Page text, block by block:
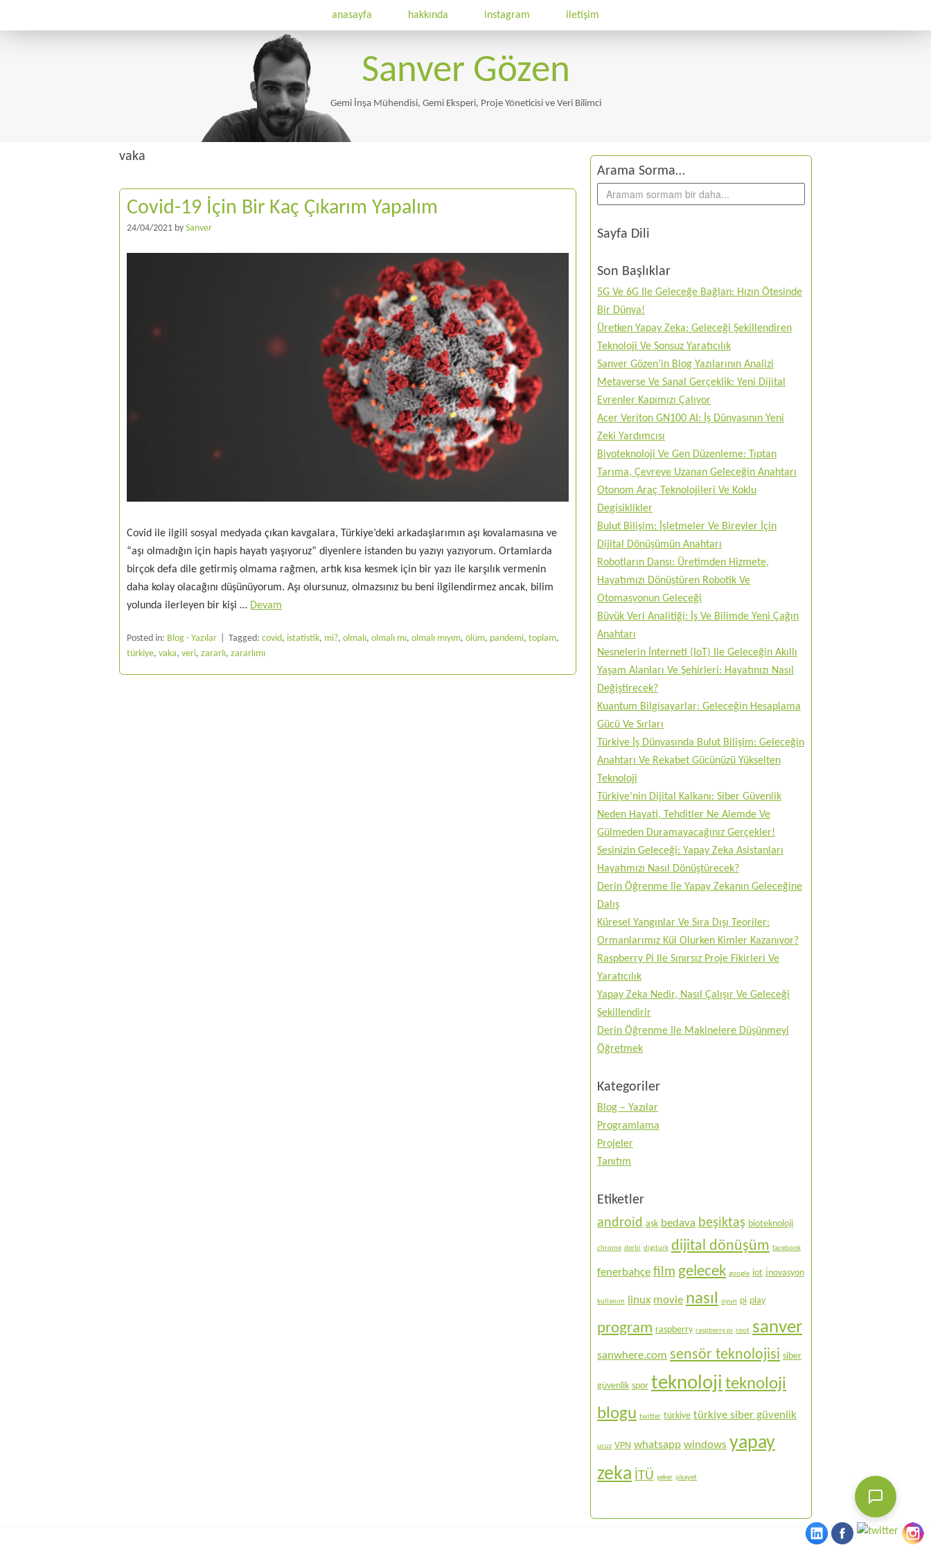
anasayfa hakkında instagram iletişim
Sanver Gözen
Gemi İnşa Mühendisi, Gemi Eksperi, Proje Yöneticisi ve Veri Bilimci
vaka
Covid-19 İçin Bir Kaç Çıkarım Yapalım
24/04/2021 by Sanver
Covid ile ilgili sosyal medyada çıkan kavgalara, Türkiye’deki arkadaşlarımın aşı kovalamasına ve
“aşı olmadığın için hapis hayatı yaşıyoruz” diyenlere istanden bu yazıyı yazıyorum. Ortamlarda
birçok defa dile getirmiş olmama rağmen, artık kısa kesmek için bir yazı ile karşılık vermenin
daha kolay olacağını düşünüyorum. Aşı olursunuz, olmazsınız bu beni ilgilendirmez ancak, bilim
yolunda ilerleyen bir kişi … Devam
Posted in: Blog - Yazılar Tagged: covid, istatistik, mi?, olmalı, olmalı mı, olmalı mıyım, ölüm, pandemi, toplam,
türkiye, vaka, veri, zararlı, zararlımı
Arama Sorma…
Sayfa Dili
Son Başlıklar
5G Ve 6G Ile Geleceğe Bağlan: Hızın Ötesinde
Bir Dünya!
Üretken Yapay Zeka: Geleceği Şekillendiren
Teknoloji Ve Sonsuz Yaratıcılık
Sanver Gözen’in Blog Yazılarının Analizi
Metaverse Ve Sanal Gerçeklik: Yeni Dijital
Evrenler Kapımızı Çalıyor
Acer Veriton GN100 AI: İş Dünyasının Yeni
Zeki Yardımcısı
Biyoteknoloji Ve Gen Düzenleme: Tıptan
Tarıma, Çevreye Uzanan Geleceğin Anahtarı
Otonom Araç Teknolojileri Ve Koklu
Degisiklikler
Bulut Bilişim: İşletmeler Ve Bireyler İçin
Dijital Dönüşümün Anahtarı
Robotların Dansı: Üretimden Hizmete,
Hayatımızı Dönüştüren Robotik Ve
Otomasyonun Geleceği
Büyük Veri Analitiği: İş Ve Bilimde Yeni Çağın
Anahtarı
Nesnelerin İnterneti (IoT) Ile Geleceğin Akıllı
Yaşam Alanları Ve Şehirleri: Hayatınızı Nasıl
Değiştirecek?
Kuantum Bilgisayarlar: Geleceğin Hesaplama
Gücü Ve Sırları
Türkiye İş Dünyasında Bulut Bilişim: Geleceğin
Anahtarı Ve Rekabet Gücünüzü Yükselten
Teknoloji
Türkiye’nin Dijital Kalkanı: Siber Güvenlik
Neden Hayati, Tehditler Ne Alemde Ve
Gülmeden Duramayacağınız Gerçekler!
Sesinizin Geleceği: Yapay Zeka Asistanları
Hayatımızı Nasıl Dönüştürecek?
Derin Öğrenme Ile Yapay Zekanın Geleceğine
Dalış
Küresel Yangınlar Ve Sıra Dışı Teoriler:
Ormanlarımız Kül Olurken Kimler Kazanıyor?
Raspberry Pi Ile Sınırsız Proje Fikirleri Ve
Yaratıcılık
Yapay Zeka Nedir, Nasıl Çalışır Ve Geleceği
Şekillendirir
Derin Öğrenme Ile Makinelere Düşünmeyi
Öğretmek
Kategoriler
Blog – Yazılar
Programlama
Projeler
Tanıtım
Etiketler
android aşk bedava beşiktaş bioteknoloji
chrome derbi digiturk dijital dönüşüm facebook
fenerbahçe film gelecek google iot i̇novasyon
kullanım linux movie nasıl oyun pi play
program raspberry raspberry pi root sanver
sanwhere.com sensör teknolojisi siber
güvenlik spor teknoloji teknoloji
blogu twitter türkiye türkiye siber güvenlik
ucuz VPN whatsapp windows yapay
zeka İTÜ şeker şikayet